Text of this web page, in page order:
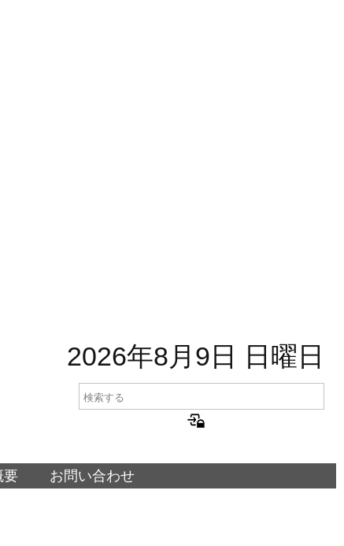
2026年8月9日 日曜日
要 お問い合わせ